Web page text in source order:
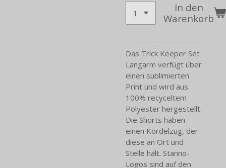
In den
Warenkorb
Das Trick Keeper Set
Langarm verfügt über
einen sublimierten
Print und wird aus
100% recyceltem
Polyester hergestellt.
Die Shorts haben
einen Kordelzug, der
diese an Ort und
Stelle hält. Stanno-
Logos sind auf den